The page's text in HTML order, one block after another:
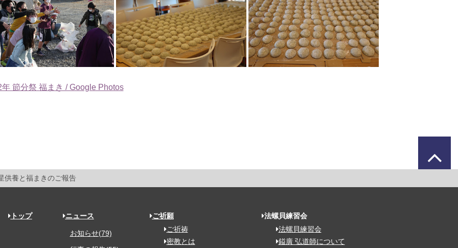
年 節分祭 福まき / Google Photos
供養と福まきのご報告
トップ ニュース
お知らせ(79)
ご祈願
ご祈祷
密教とは
法螺貝練習会
法螺貝練習会
鎰廣 弘道師について